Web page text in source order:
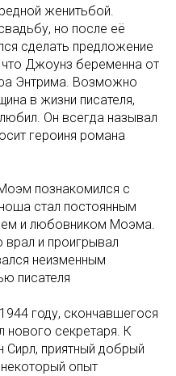
женитьбой.
но после её
сделать предложение
что Джоунз беременна от
Энтрима. Возможно
в жизни писателя,
Он всегда называл
героиня романа
познакомился с
стал постоянным
и любовником Моэма.
врал и проигрывал
неизменным
писателя
году, скончавшегося
нового секретаря. К
Сирл, приятный добрый
опыт